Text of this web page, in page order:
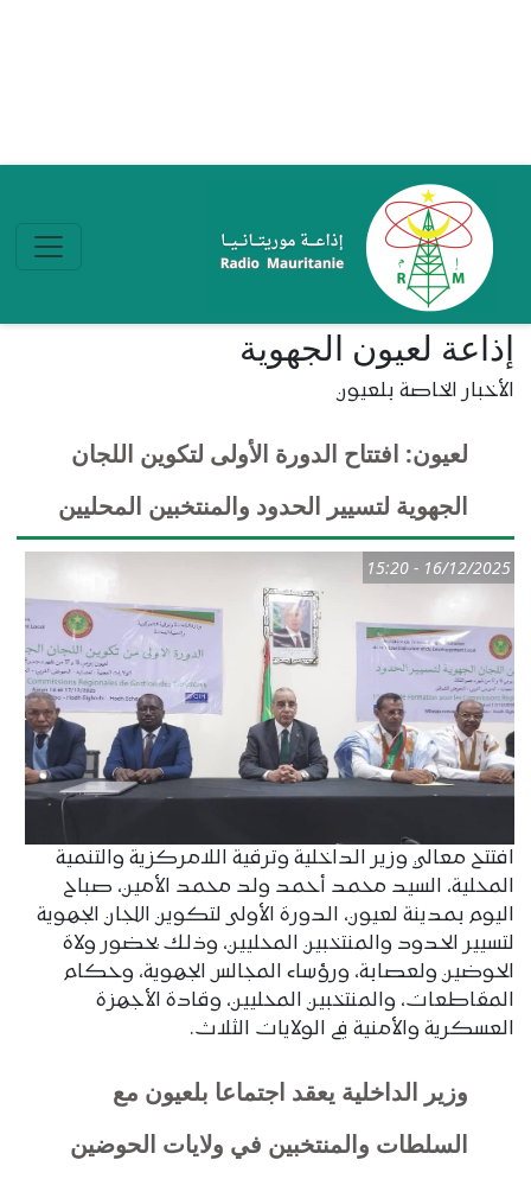
إذاعة لعيون الجهوية
الأخبار الخاصة بلعيون
لعيون: افتتاح الدورة الأولى لتكوين اللجان
الجهوية لتسيير الحدود والمنتخبين المحليين
16/12/2025 - 15:20
افتتح معالي وزير الداخلية وترقية اللامركزية والتنمية
المحلية، السيد محمد أحمد ولد محمد الأمين، صباح
اليوم بمدينة لعيون، الدورة الأولى لتكوين اللجان الجهوية
لتسيير الحدود والمنتخبين المحليين، وذلك بحضور ولاة
الحوضين ولعصابة، ورؤساء المجالس الجهوية، وحكام
المقاطعات، والمنتخبين المحليين، وقادة الأجهزة
العسكرية والأمنية في الولايات الثلاث.
وزير الداخلية يعقد اجتماعا بلعيون مع
السلطات والمنتخبين في ولايات الحوضين